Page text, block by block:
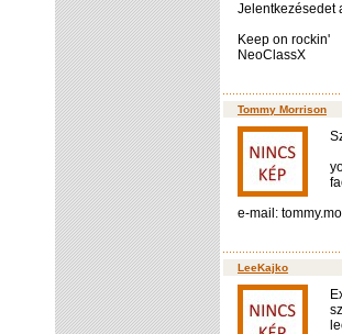
Jelentkezésedet
Keep on rockin'
NeoClassX
Tommy Morrison
e-mail:
LeeKajko